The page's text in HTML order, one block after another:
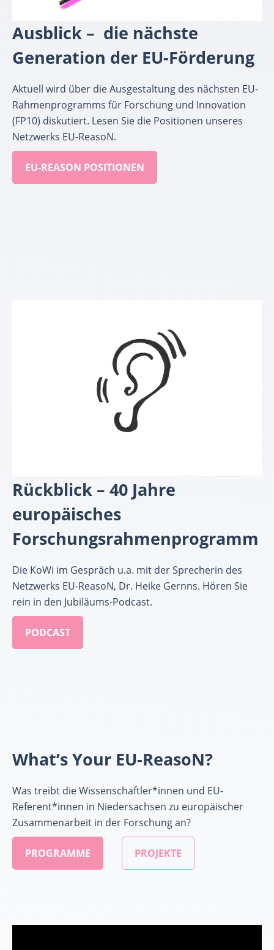
Ausblick – die nächste
Generation der EU-Förderung
Aktuell wird über die Ausgestaltung des nächsten EU-
Rahmenprogramms für Forschung und Innovation
(FP10) diskutiert. Lesen Sie die Positionen unseres
Netzwerks EU-ReasoN.
EU-REASON POSITIONEN
Rückblick – 40 Jahre
europäisches
Forschungsrahmenprogramm
Die KoWi im Gespräch u.a. mit der Sprecherin des
Netzwerks EU-ReasoN, Dr. Heike Gernns. Hören Sie
rein in den Jubiläums-Podcast.
PODCAST
What’s Your EU-ReasoN?
Was treibt die Wissenschaftler*innen und EU-
Referent*innen in Niedersachsen zu europäischer
Zusammenarbeit in der Forschung an?
PROGRAMME PROJEKTE